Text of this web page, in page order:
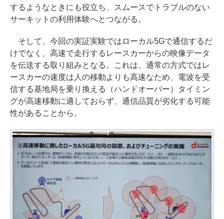
するようなときにも役立ち、スムースでトラブルのない
サーキットの利用体験へとつながる。
そして、今回の実証実験ではローカル5Gで通信するだ
けでなく、高速で走行するレースカーからの映像データ
を伝送する取り組みとなる。これは、通常の方式ではレ
ースカーの速度は人の移動よりも高速なため、電波を受
信する基地局を乗り換える（ハンドオーバー）タイミン
グが高速移動に適しておらず、通信品質が劣化する可能
性があることから。